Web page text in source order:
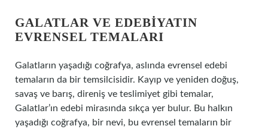
GALATLAR VE EDEBIYATIN
EVRENSEL TEMALARI
Galatların yaşadığı coğrafya, aslında evrensel edebi
temaların da bir temsilcisidir. Kayıp ve yeniden doğuş,
savaş ve barış, direniş ve teslimiyet gibi temalar,
Galatlar’ın edebi mirasında sıkça yer bulur. Bu halkın
yaşadığı coğrafya, bir nevi, bu evrensel temaların bir